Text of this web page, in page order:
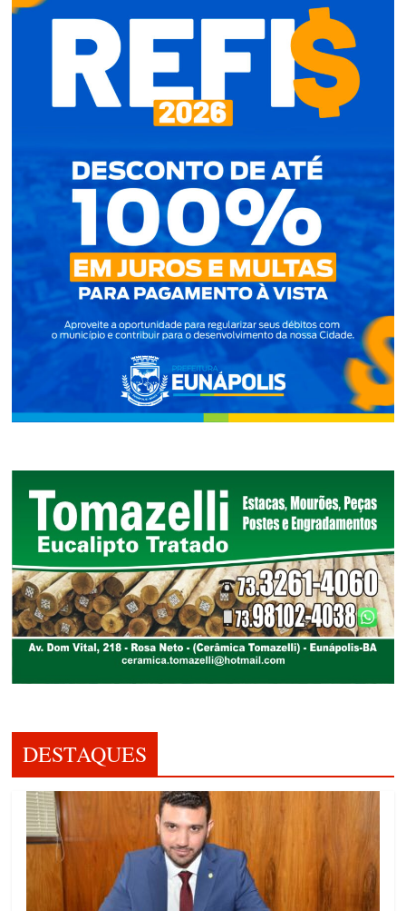
DESTAQUES